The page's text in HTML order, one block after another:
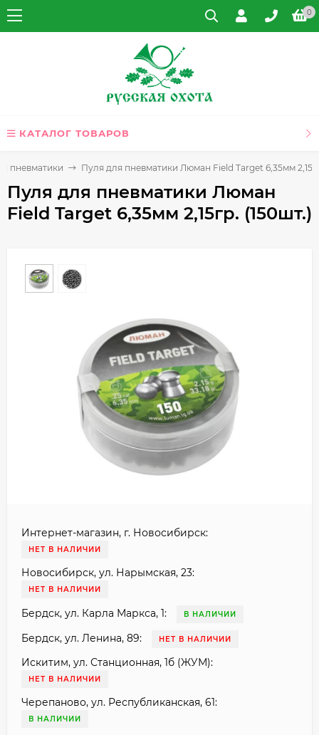
0
КАТАЛОГ ТОВАРОВ
пневматики Пуля для пневматики Люман Field Target 6,35мм
Пуля для пневматики Люман
Field Target 6,35мм 2,15гр. (150шт.)
Интернет-магазин, г. Новосибирск:
НЕТ В НАЛИЧИИ
Новосибирск, ул. Нарымская, 23:
НЕТ В НАЛИЧИИ
Бердск, ул. Карла Маркса, 1: В НАЛИЧИИ
Бердск, ул. Ленина, 89: НЕТ В НАЛИЧИИ
Искитим, ул. Станционная, 1б (ЖУМ):
НЕТ В НАЛИЧИИ
Черепаново, ул. Республиканская, 61:
В НАЛИЧИИ